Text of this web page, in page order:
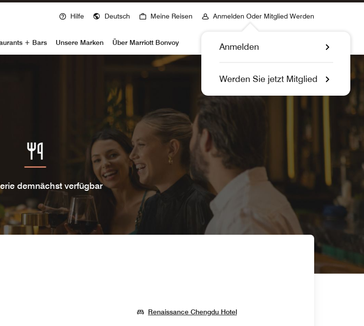
Hilfe Deutsch Meine Reisen Anmelden Oder Mitglied Werden
Anmelden
Werden Sie jetzt Mitglied
+ Bars Unsere Marken Über Marriott Bonvoy
demnächst verfügbar
Renaissance Chengdu HotelOpens In New Window